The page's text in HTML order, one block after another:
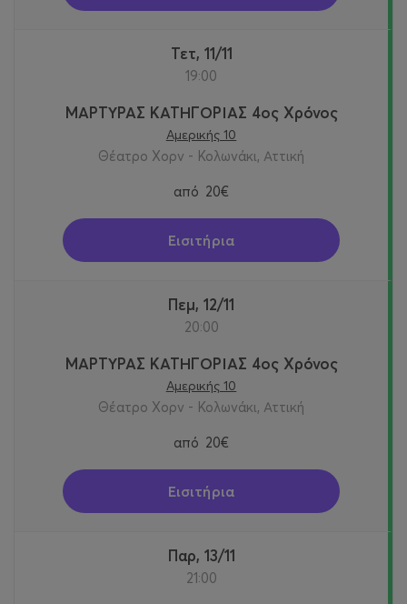
Τετ, 11/11
19:00
ΜΑΡΤΥΡΑΣ ΚΑΤΗΓΟΡΙΑΣ 4ος Χρόνος
Αμερικής 10
Θέατρο Χορν - Κολωνάκι, Αττική
από 20€
Εισιτήρια
Πεμ, 12/11
20:00
ΜΑΡΤΥΡΑΣ ΚΑΤΗΓΟΡΙΑΣ 4ος Χρόνος
Αμερικής 10
Θέατρο Χορν - Κολωνάκι, Αττική
από 20€
Εισιτήρια
Παρ, 13/11
21:00